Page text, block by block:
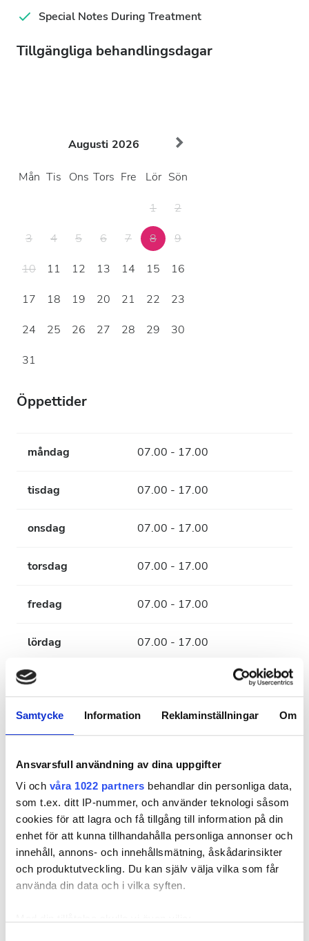
Samtycke Information Reklaminställningar Om
Ansvarsfull användning av dina uppgifter
Vi och våra 1022 partners behandlar din personliga data,
som t.ex. ditt IP-nummer, och använder teknologi såsom
cookies för att lagra och få tillgång till information på din
enhet för att kunna tillhandahålla personliga annonser och
innehåll, annons- och innehållsmätning, åskådarinsikter
och produktutveckling. Du kan själv välja vilka som får
använda din data och i vilka syften.
Special Notes During Treatment
Tillgängliga behandlingsdagar
Augusti 2026
Mån Tis Ons Tors Fre Lör Sön
1
2
3
4 5 6 7 8
9
10
11 12 13 14 15
16
17
18 19 20 21 22
23
24
25 26 27 28 29
30
31
Öppettider
måndag 07.00 - 17.00
tisdag 07.00 - 17.00
onsdag 07.00 - 17.00
torsdag 07.00 - 17.00
fredag 07.00 - 17.00
lördag 07.00 - 17.00
söndag
Anställda